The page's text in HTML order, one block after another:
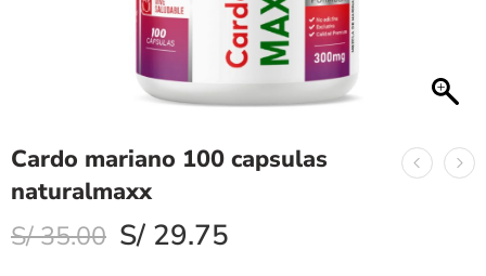
Cardo mariano 100 capsulas
naturalmaxx
S/35.00 S/ 29.75